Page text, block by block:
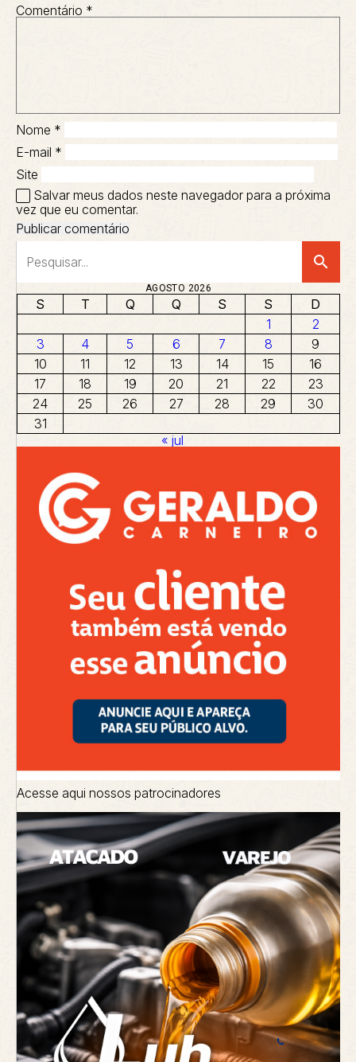
Comentário *
Nome *
E-mail *
Site
Salvar meus dados neste navegador para a próxima
vez que eu comentar.
search
AGOSTO 2026
S T Q Q S S
D
1
2
3
4 5 6 7 8
9
10
11 12 13 14 15
16
17
18 19 20 21 22
23
24
25 26 27 28 29
30
31
« jul
Acesse aqui nossos patrocinadores